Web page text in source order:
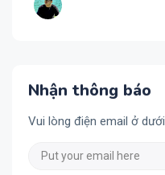
Nhận thông báo
Vui lòng điện email ở dưới